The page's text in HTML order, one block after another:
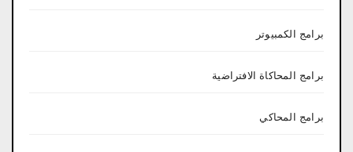
برامج الكمبيوتر
برامج المحاكاة الافتراضية
برامج المحاكي